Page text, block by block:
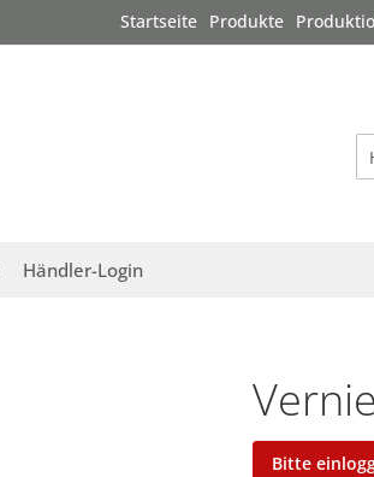
Startseite Produkte
Händler-Login
Bitte